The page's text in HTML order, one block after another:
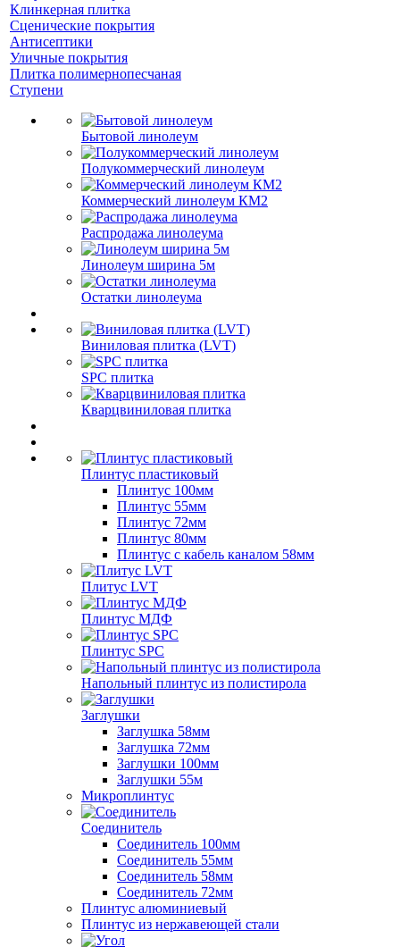
Клинкерная плитка
Сценические покрытия
Антисептики
Уличные покрытия
Плитка полимернопесчаная
Ступени
Бытовой линолеум
Полукоммерческий линолеум
Коммерческий линолеум КМ2
Распродажа линолеума
Линолеум ширина 5м
Остатки линолеума
Виниловая плитка (LVT)
SPC плитка
Кварцвиниловая плитка
Плинтус пластиковый
Плинтус 100мм
Плинтус 55мм
Плинтус 72мм
Плинтус 80мм
Плинтус с кабель каналом 58мм
Плитус LVT
Плинтус МДФ
Плинтус SPC
Напольный плинтус из полистирола
Заглушки
Заглушка 58мм
Заглушка 72мм
Заглушки 100мм
Заглушки 55м
Микроплинтус
Соединитель
Соединитель 100мм
Соединитель 55мм
Соединитель 58мм
Соединитель 72мм
Плинтус алюминиевый
Плинтус из нержавеющей стали